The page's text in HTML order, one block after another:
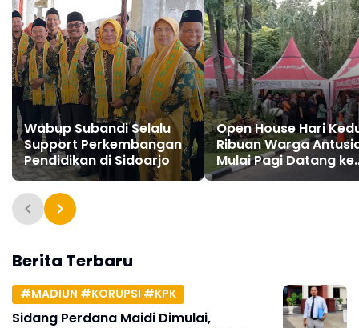
Wabup Subandi Selalu
Support Perkembangan
Pendidikan di Sidoarjo
Open House Hari
Ribuan Warga
Mulai Pagi Datang ke
Pendopo
Berita Terbaru
#MADIUN #KORUPSI #KPK
Sidang Perdana Maidi Dimulai,